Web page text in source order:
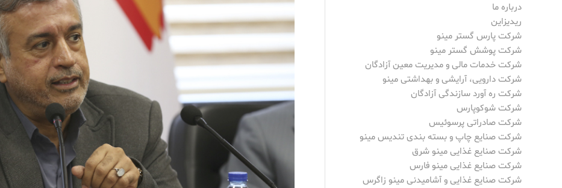
درباره ما
ریدیزاین
شرکت پارس گستر مینو
شرکت پوشش گستر مینو
شرکت خدمات مالی و مدیریت معین آزادگان
شرکت دارویی، آرایشی و بهداشتی مینو
شرکت ره آورد سازندگی آزادگان
شرکت شوکوپارس
شرکت صادراتی پرسوئیس
شرکت صنایع چاپ و بسته بندی تندیس مینو
شرکت صنایع غذایی مینو شرق
شرکت صنایع غذایی مینو فارس
شرکت صنایع غذایی و آشامیدنی مینو زاگرس